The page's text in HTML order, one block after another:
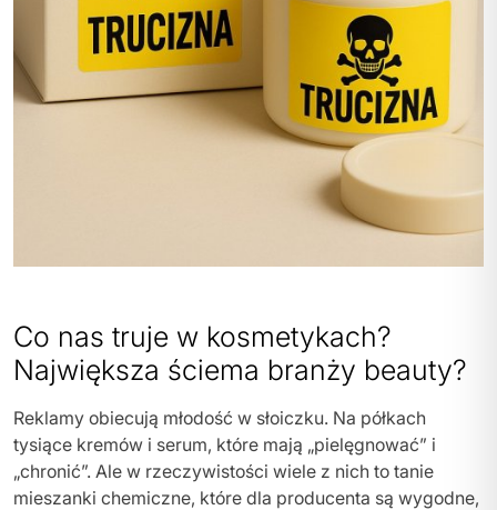
ZWROTY I REKLAMACJE
MOJE KONTO
REGULAMIN KLUBU LOJALNOŚCIOWEGO
Co nas truje w kosmetykach?
Największa ściema branży beauty?
Reklamy obiecują młodość w słoiczku. Na półkach
tysiące kremów i serum, które mają „pielęgnować” i
„chronić”. Ale w rzeczywistości wiele z nich to tanie
mieszanki chemiczne, które dla producenta są wygodne,